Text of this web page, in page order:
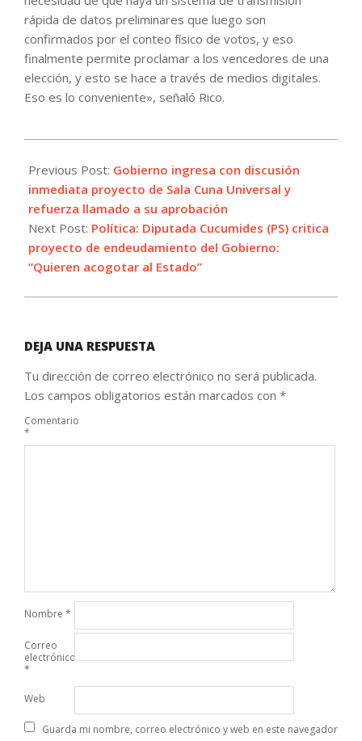
rápida de datos preliminares que luego son
confirmados por el conteo físico de votos, y eso
finalmente permite proclamar a los vencedores de una
elección, y esto se hace a través de medios digitales.
Eso es lo conveniente», señaló Rico.
06-
17
Previous Post: Gobierno ingresa con discusión
inmediata proyecto de Sala Cuna Universal y
refuerza llamado a su aprobación
Next Post: Política: Diputada Cucumides (PS) critica
proyecto de endeudamiento del Gobierno:
“Quieren acogotar al Estado”
DEJA UNA RESPUESTA
Tu dirección de correo electrónico no será publicada.
Los campos obligatorios están marcados con *
Comentario
*
Nombre *
Correo
electrónico
*
Web
Guarda mi nombre, correo electrónico y web en este navegador